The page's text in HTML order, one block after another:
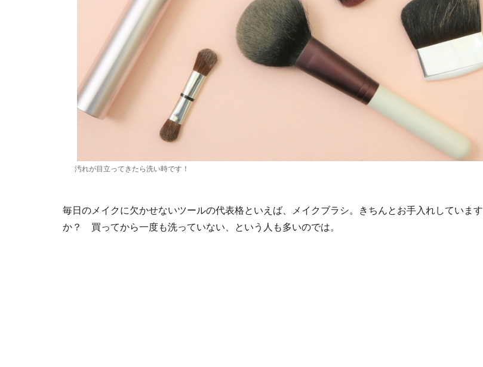
汚れが目立ってきたら洗い時です！
毎日のメイクに欠かせないツールの代表格といえば、メイクブラシ。きちんとお手入れしています
か？ 買ってから一度も洗っていない、という人も多いのでは。